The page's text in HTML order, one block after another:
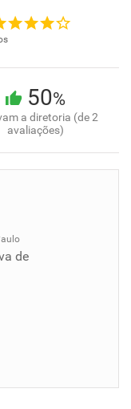
50%
a diretoria (de 2
avaliações)
de